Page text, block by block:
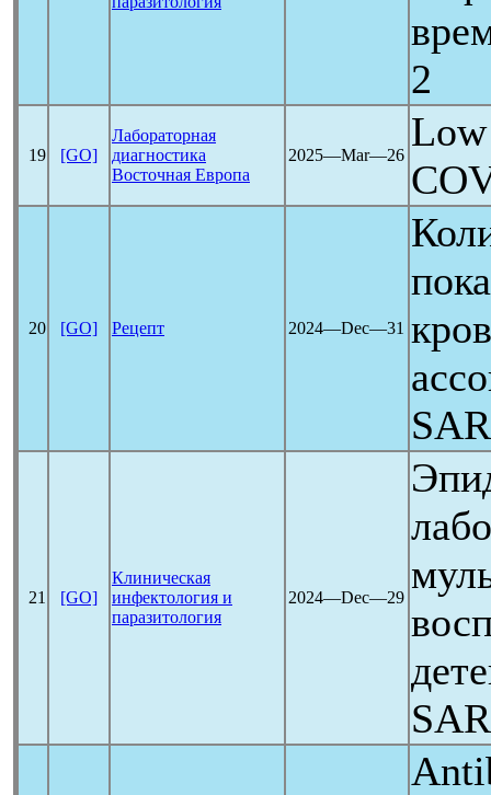
2
19 [GO]
Лабораторная
диагностика
Восточная Европа
2025―Mar―26
20 [GO] Рецепт 2024―Dec―31
21 [GO]
Клиническая
инфектология и
паразитология
2024―Dec―29